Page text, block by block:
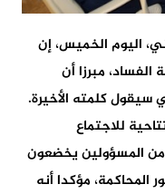
اليوم الخميس، إن
مبرزا أن
سيقول كلمته الأخيرة.
للاجتماع
المسؤولين يخضعون
مؤكدا أنه